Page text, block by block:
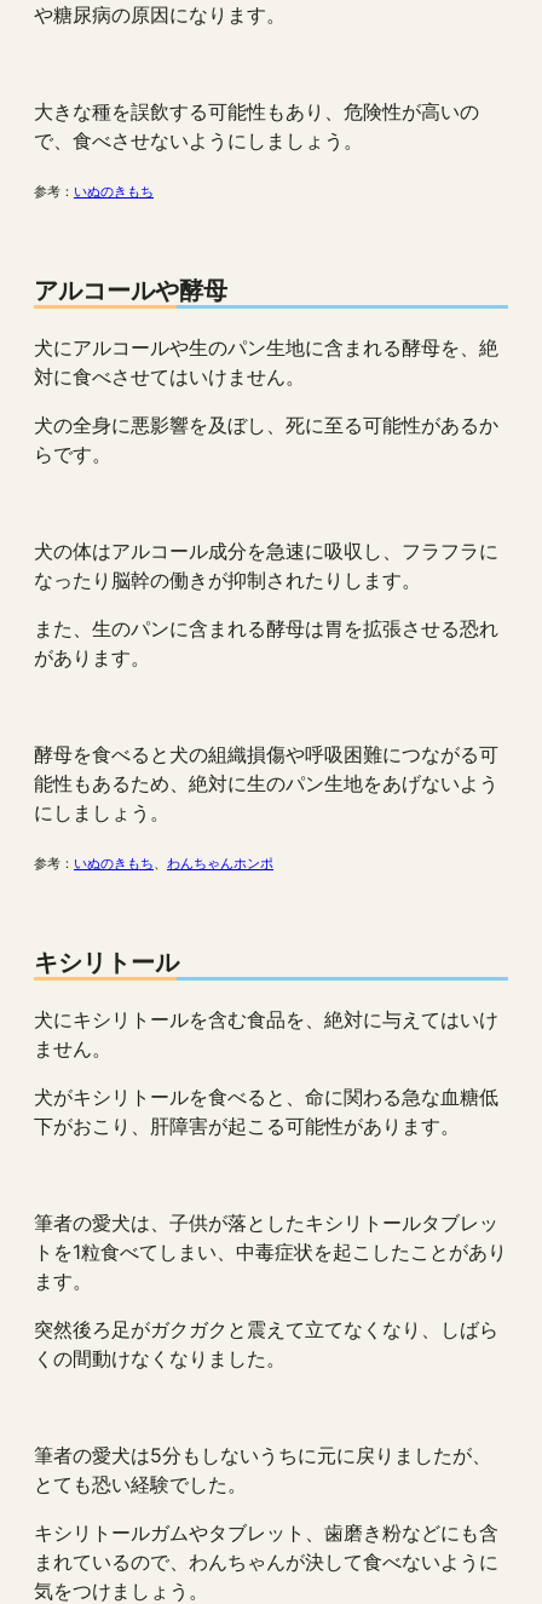
や糖尿病の原因になります。
大きな種を誤飲する可能性もあり、危険性が高いの
で、食べさせないようにしましょう。
参考： いぬのきもち
アルコールや酵母
犬にアルコールや生のパン生地に含まれる酵母を、絶
対に食べさせてはいけません。
犬の全身に悪影響を及ぼし、死に至る可能性があるか
らです。
犬の体はアルコール成分を急速に吸収し、フラフラに
なったり脳幹の働きが抑制されたりします。
また、生のパンに含まれる酵母は胃を拡張させる恐れ
があります。
酵母を食べると犬の組織損傷や呼吸困難につながる可
能性もあるため、絶対に生のパン生地をあげないよう
にしましょう。
参考： いぬのきもち、 わんちゃんホンポ
キシリトール
犬にキシリトールを含む食品を、絶対に与えてはいけ
ません。
犬がキシリトールを食べると、命に関わる急な血糖低
下がおこり、肝障害が起こる可能性があります。
筆者の愛犬は、子供が落としたキシリトールタブレッ
トを1粒食べてしまい、中毒症状を起こしたことがあり
ます。
突然後ろ足がガクガクと震えて立てなくなり、しばら
くの間動けなくなりました。
筆者の愛犬は5分もしないうちに元に戻りましたが、
とても恐い経験でした。
キシリトールガムやタブレット、歯磨き粉などにも含
まれているので、わんちゃんが決して食べないように
気をつけましょう。